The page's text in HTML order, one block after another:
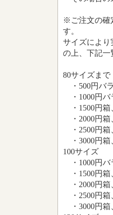
※ご注文の確
す。
サイズによ
の上、下記
80サイズまで
・500円バ
・1000円バ
・1500円箱
・2000円箱
・2500円箱
・3000円箱
100サイズ
・1000円バ
・1500円箱
・2000円箱
・2500円箱
・3000円箱